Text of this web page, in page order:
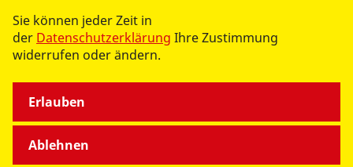
Bewirb dich noch heute und werde Teil
einer bewegenden Gemeinschaft.
>Hier gehts zum ASB Jobportal
Sie können jeder Zeit in
der Datenschutzerklärung Ihre Zustimmung
widerrufen oder ändern.
Ablehnen
Erlauben